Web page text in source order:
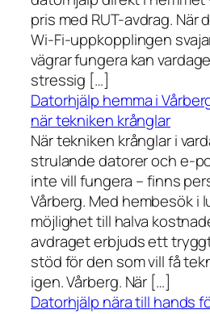
pris med RUT-avdrag. När
Wi-Fi-uppkopplingen
vägrar fungera kan
stressig […]
Datorhjälp hemma i
när tekniken krånglar
När tekniken krånglar i
strulande datorer och e-
inte vill fungera – finns
Vårberg. Med hembesök i
möjlighet till halva
avdraget erbjuds ett
stöd för den som vill få
igen. Vårberg. När […]
Datorhjälp nära till hands